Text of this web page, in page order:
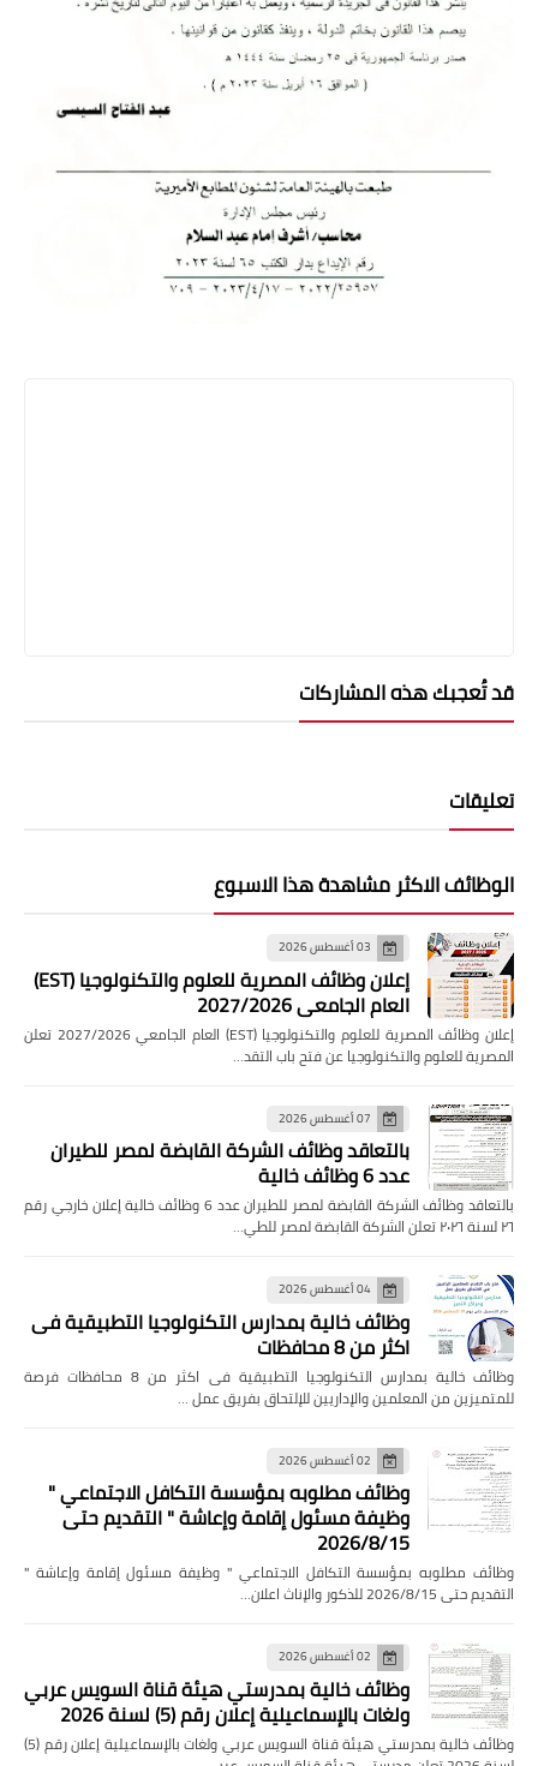
قد تُعجبك هذه المشاركات
تعليقات
الوظائف الاكثر مشاهدة هذا الاسبوع
03 أغسطس 2026
إعلان وظائف المصرية للعلوم والتكنولوجيا (EST)
العام الجامعي 2027/2026
إعلان وظائف المصرية للعلوم والتكنولوجيا (EST) العام الجامعي 2027/2026 تعلن
المصرية للعلوم والتكنولوجيا عن فتح باب التقد…
07 أغسطس 2026
بالتعاقد وظائف الشركة القابضة لمصر للطيران
عدد 6 وظائف خالية
بالتعاقد وظائف الشركة القابضة لمصر للطيران عدد 6 وظائف خالية إعلان خارجي رقم
٢٦ لسنة ٢٠٢٦ تعلن الشركة القابضة لمصر للطي…
04 أغسطس 2026
وظائف خالية بمدارس التكنولوجيا التطبيقية فى
اكثر من 8 محافظات
وظائف خالية بمدارس التكنولوجيا التطبيقية فى اكثر من 8 محافظات فرصة
للمتميزين من المعلمين والإداريين للإلتحاق بفريق عمل …
02 أغسطس 2026
وظائف مطلوبه بمؤسسة التكافل الاجتماعي "
وظيفة مسئول إقامة وإعاشة " التقديم حتى
2026/8/15
وظائف مطلوبه بمؤسسة التكافل الاجتماعي " وظيفة مسئول إقامة وإعاشة "
التقديم حتى 2026/8/15 للذكور والإناث اعلان…
02 أغسطس 2026
وظائف خالية بمدرستي هيئة قناة السويس عربي
ولغات بالإسماعيلية إعلان رقم (5) لسنة 2026
وظائف خالية بمدرستي هيئة قناة السويس عربي ولغات بالإسماعيلية إعلان رقم (5)